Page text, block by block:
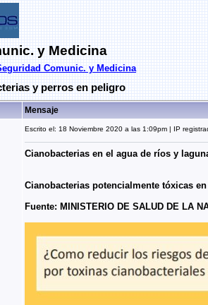
y Medicina
Comunic. y Medicina
y perros en peligro
Mensaje
Escrito el: 18 Noviembre 2020 a las 1:09pm | IP
Cianobacterias en el agua de ríos y
Cianobacterias potencialmente tóxicas
Fuente: MINISTERIO DE SALUD DE LA